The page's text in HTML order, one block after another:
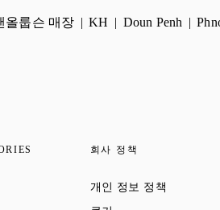
올룹슨 매장 KH Doun Penh
회사 정책
개인 정보 정책 Link